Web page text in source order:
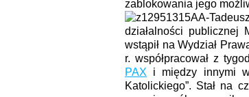
zablokowania jego
działalności publicznej
wstąpił na Wydział
r. współpracował z
PAX i między innymi w
Katolickiego”. Stał na